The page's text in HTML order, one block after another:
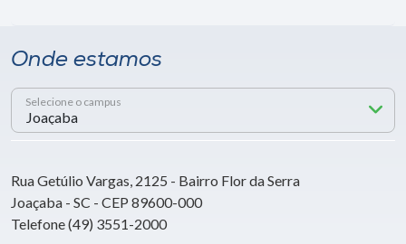
Onde estamos
Selecione o campus
Rua Getúlio Vargas, 2125 - Bairro Flor da Serra
Joaçaba - SC - CEP 89600-000
Telefone (49) 3551-2000